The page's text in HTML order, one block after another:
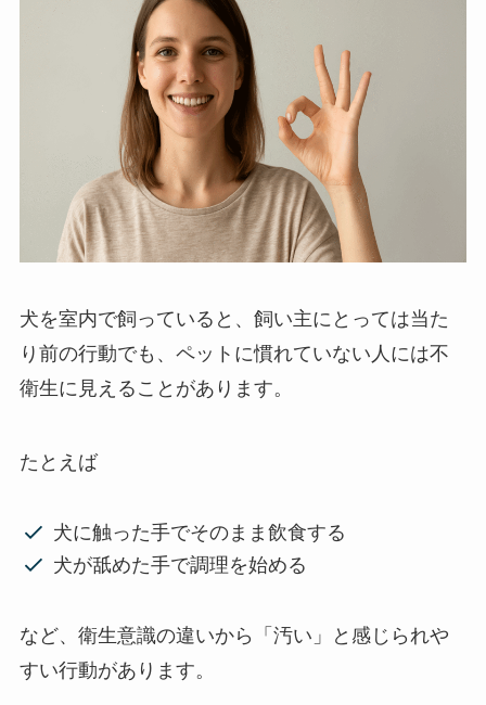
犬を室内で飼っていると、飼い主にとっては当た
り前の行動でも、ペットに慣れていない人には不
衛生に見えることがあります。
たとえば
犬に触った手でそのまま飲食する
犬が舐めた手で調理を始める
など、衛生意識の違いから「汚い」と感じられや
すい行動があります。